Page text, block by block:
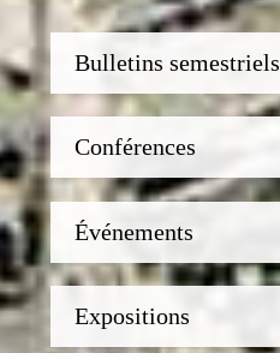
Bulletins semestriels
Conférences
Événements
Expositions